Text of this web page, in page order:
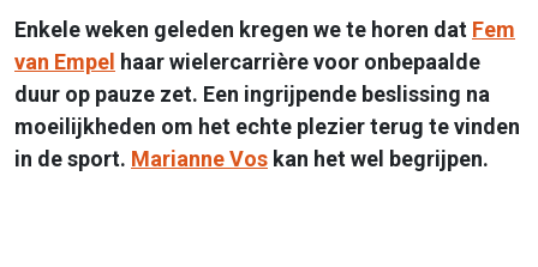
Enkele weken geleden kregen we te horen dat Fem
van Empel haar wielercarrière voor onbepaalde
duur op pauze zet. Een ingrijpende beslissing na
moeilijkheden om het echte plezier terug te vinden
in de sport. Marianne Vos kan het wel begrijpen.